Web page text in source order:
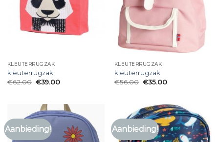
KLEUTERRUGZAK
kleuterrugzak
€62.00 €39.00
KLEUTERRUGZAK
kleuterrugzak
€56.00 €35.00
Aanbieding! Aanbieding!